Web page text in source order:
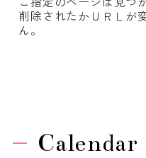
削除されたかＵＲＬが
ん。
Calendar